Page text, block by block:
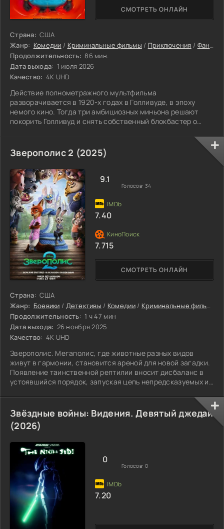
Страна: США
Жанр: Комедии / Криминальные фильмы / Приключения / Фантастика
Продолжительность: 86 мин.
Дата выхода: 1 июля 2026
Качество: 4K UHD
Действие полнометражного мультфильма
разворачивается в 1920-х годах в Голливуде, в эпоху
немого кино. Тогда три амбициозных миньона решают
покорить Голливуд и снять собственный блокбастер о
площадке, вмешиваясь в процесс создания фильма.
Однако хоррор без оригинальных монстров — это не
хоррор, и миньоны продолжают поиски подходящей
натуры. Всё идёт хорошо, пока в руки жёлтых непосед не
попадает древняя книга заклинаний. Сначала они
пытаются
СМОТРЕТЬ ОНЛАЙН
Зверополис 2 (2025)
Страна: США
Жанр: Боевики / Детективы / Комедии/ Криминальные фильмы
Продолжительность: 1 ч 47 мин
Дата выхода: 26 ноября 2025
Качество: 4K UHD
Зверополис. Мегаполис, где животные разных видов
живут в гармонии, становится ареной для новой загадки.
Появление таинственной рептилии вносит дисбаланс в
устоявшийся порядок, запуская цепь непредсказуемых и
СМОТРЕТЬ ОНЛАЙН
9.1
Голосов: 34
7.40
7.715
Звёздные войны: Видения. Девятый джедай
(2026)
0
Голосов: 0
7.20